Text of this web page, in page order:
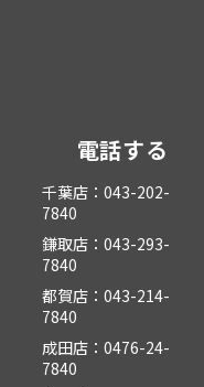
電話する
千葉店：043-202-
7840
鎌取店：043-293-
7840
都賀店：043-214-
7840
成田店：0476-24-
7840